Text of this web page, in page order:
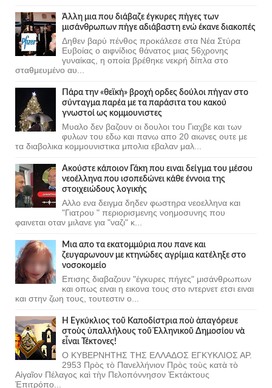
Άλλη μια που διάβαζε έγκυρες πήγες των
μισάνθρωπων πήγε αδιάβαστη ενώ έκανε διακοπές
Δηθεν βαρύ πένθος προκάλεσε στα Νέα Στύρα
Ευβοίας ο αιφνίδιος θάνατος μιας 56χρονης
γυναίκας, η οποία βρέθηκε νεκρή δίπλα στο
σταθμευμένο αυ...
Πάρα την «θεϊκή» βροχή ορδες δούλοι πήγαν στο
σύνταγμα παρέα με τα παράσιτα του κακού
γνωστοί ως κομμουνιστες
Μυαλο δεν βαζουν οι δουλοι του Γιαχβε και των
φυλων του εδω και πανω απο 20 αιωνες ουτε με
τα διαβολικα κομμουνιστικα μπολια εβαλαν μαλ...
Ακούστε κάποιον Γάκη που ειναι δείγμα του μέσου
νεοέλληνα που ισοπεδώνει κάθε έννοια της
στοιχειώδους λογικής
Αλλο ενα δειγμα δηδεν φωστηρα νεοελληνα και
"Γιατρου " περιορισμενης νοημοσυνης που
φαινεται οταν μιλανε για "ναζι" κ...
Μια απο τα εκατομμύρια που πανε και
ζευγαρωνουν με κτηνώδες αγρίμια κατέληξε στο
νοσοκομείο
Επισης διαβαζουν "έγκυρες πήγες" μισάνθρωπων
και οπως ειναι η εικονα τους στο ιντερνετ ετσι ειναι
και στην ζωη τους, τουτεστιν ο...
Ἡ Ἐγκύκλιος τοῦ Καποδίστρια ποὺ ἀπαγόρευε
στοὺς ὑπαλλήλους τοῦ Ἑλληνικοῦ Δημοσίου νὰ
εἶναι Τέκτονες!
Ο ΚΥΒΕΡΝΗΤΗΣ ΤΗΣ ΕΛΛΑΔΟΣ ΕΓΚΥΚΛΙΟΣ ΑΡ.
2953 Πρὸς τὸ Πανελλήνιον Πρὸς τοὺς κατὰ τὸ
Αἰγαῖον Πέλαγος καὶ τὴν Πελοπόννησον Ἐκτάκτους
Ἐπιτρόπο...